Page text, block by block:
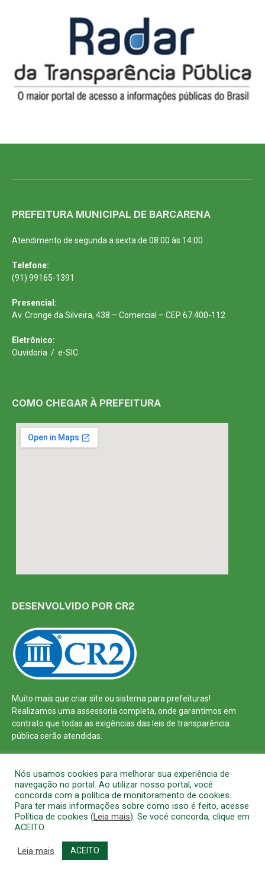
PREFEITURA MUNICIPAL DE BARCARENA
Atendimento de segunda a sexta de 08:00 às 14:00
Telefone:
(91) 99165-1391
Presencial:
Av. Cronge da Silveira, 438 – Comercial – CEP 67.400-112
Eletrônico:
Ouvidoria / e-SIC
COMO CHEGAR À PREFEITURA
DESENVOLVIDO POR CR2
Muito mais que criar site ou sistema para prefeituras!
Realizamos uma assessoria completa, onde garantimos em
contrato que todas as exigências das leis de transparência
pública serão atendidas.
Todos os direitos reservados a Prefeitura Municipal de Barcarena
Acessar Área Administrativa
Nós usamos cookies para melhorar sua experiência de
navegação no portal. Ao utilizar nosso portal, você
concorda com a política de monitoramento de cookies.
Para ter mais informações sobre como isso é feito, acesse
Política de cookies (Leia mais). Se você concorda, clique em
ACEITO.
Leia mais ACEITO